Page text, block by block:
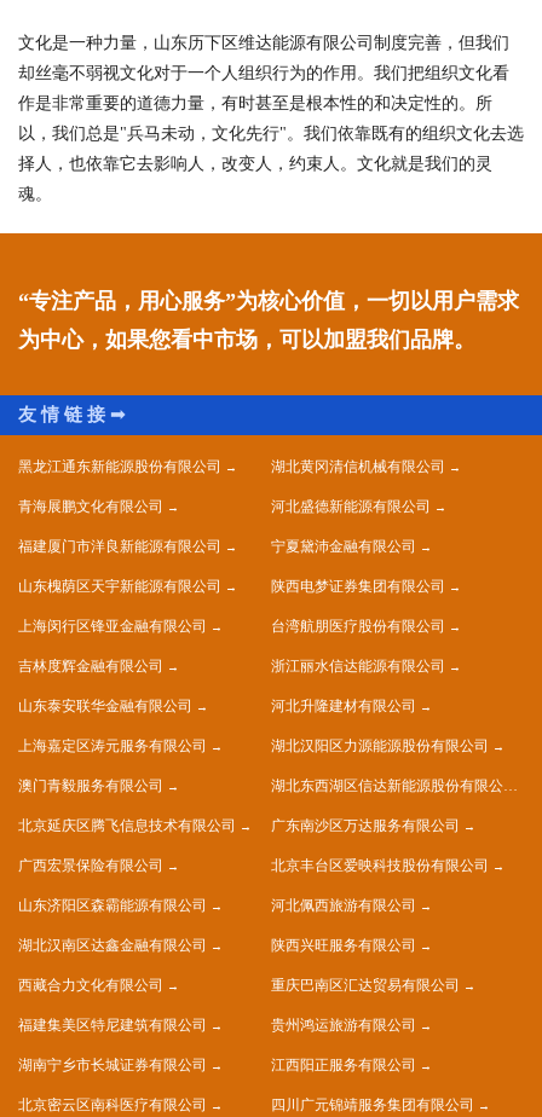
文化是一种力量，山东历下区维达能源有限公司制度完善，但我们
却丝毫不弱视文化对于一个人组织行为的作用。我们把组织文化看
作是非常重要的道德力量，有时甚至是根本性的和决定性的。所
以，我们总是"兵马未动，文化先行"。我们依靠既有的组织文化去选
择人，也依靠它去影响人，改变人，约束人。文化就是我们的灵
魂。
“专注产品，用心服务”为核心价值，一切以用户需求
为中心，如果您看中市场，可以加盟我们品牌。
黑龙江通东新能源股份有限公司 湖北黄冈清信机械有限公司
青海展鹏文化有限公司 河北盛德新能源有限公司
福建厦门市洋良新能源有限公司 宁夏黛沛金融有限公司
山东槐荫区天宇新能源有限公司 陕西电梦证券集团有限公司
上海闵行区锋亚金融有限公司 台湾航朋医疗股份有限公司
吉林度辉金融有限公司 浙江丽水信达能源有限公司
山东泰安联华金融有限公司 河北升隆建材有限公司
上海嘉定区涛元服务有限公司 湖北汉阳区力源能源股份有限公司
澳门青毅服务有限公司 湖北东西湖区信达新能源股份有限公司
北京延庆区腾飞信息技术有限公司 广东南沙区万达服务有限公司
广西宏景保险有限公司 北京丰台区爱映科技股份有限公司
山东济阳区森霸能源有限公司 河北佩西旅游有限公司
湖北汉南区达鑫金融有限公司 陕西兴旺服务有限公司
西藏合力文化有限公司 重庆巴南区汇达贸易有限公司
福建集美区特尼建筑有限公司 贵州鸿运旅游有限公司
湖南宁乡市长城证券有限公司 江西阳正服务有限公司
北京密云区南科医疗有限公司 四川广元锦靖服务集团有限公司